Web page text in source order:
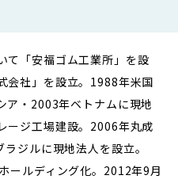
て「安福ゴム工業所」を設
会社」を設立。1988年米国
ア・2003年ベトナムに現地
ージ工場建設。2006年丸成
ジルに現地法人を設立。
ールディング化。2012年9月